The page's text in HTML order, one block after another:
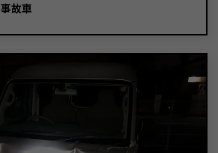
事故車